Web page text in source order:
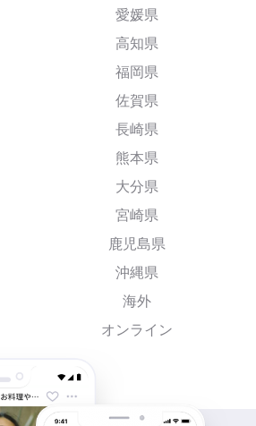
愛媛県
高知県
福岡県
佐賀県
長崎県
熊本県
大分県
宮崎県
鹿児島県
沖縄県
海外
オンライン